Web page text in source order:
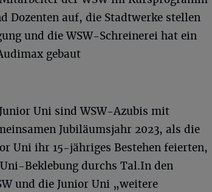
Dozenten auf, die Stadtwerke stellen
und die WSW-Schreinerei hat ein
gebaut
Uni sind WSW-Azubis mit
Jubiläumsjahr 2023, als die
Uni ihr 15-jähriges Bestehen feierten,
Beklebung durchs Tal.In den
und die Junior Uni „weitere